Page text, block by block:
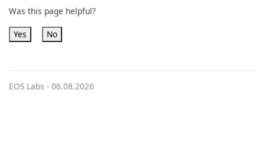
Was this page helpful?
Yes No
EOS Labs - 06.08.2026